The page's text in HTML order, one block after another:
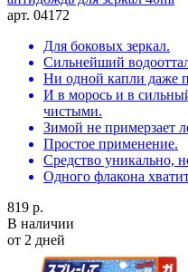
арт. 04172
Для боковых зеркал.
Сильнейший
Ни одной капли даже
И в морось и в
чистыми.
Зимой не примерзает
Простое применение.
Средство уникально,
Одного флакона
819 р.
В наличии
от 2 дней